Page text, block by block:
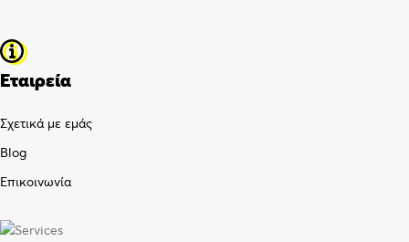
Εταιρεία
Σχετικά με εμάς
Blog
Επικοινωνία